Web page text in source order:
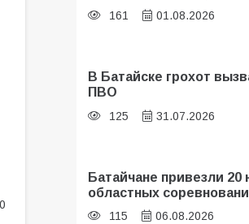
161 01.08.2026
В Батайске грохот
ПВО
125 31.07.2026
Батайчане привезли 20
областных
115 06.08.2026